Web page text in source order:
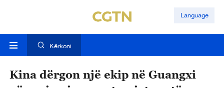
Language
Kërkoni
Kina dërgon një ekip në Guangxi